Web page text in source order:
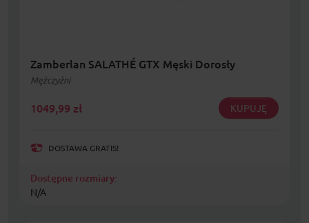
Zamberlan SALATHÉ GTX Męski Dorosły
Mężczyźni
1049,99 zł KUPUJĘ
DOSTAWA GRATIS!
Dostępne rozmiary:
N/A